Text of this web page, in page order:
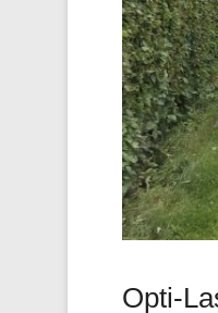
Opti-